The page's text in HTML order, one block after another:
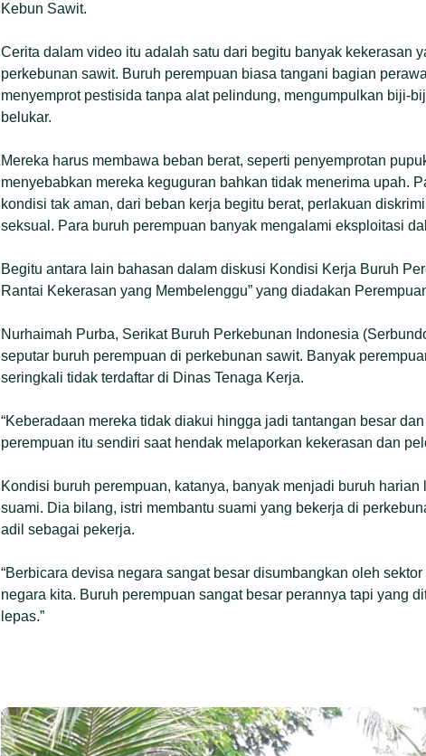
Kebun Sawit.
Cerita dalam video itu adalah satu dari begitu banyak kekerasan
perkebunan sawit. Buruh perempuan biasa tangani bagian
menyemprot pestisida tanpa alat pelindung, mengumpulkan biji-
belukar.
Mereka harus membawa beban berat, seperti penyemprotan
menyebabkan mereka keguguran bahkan tidak menerima upah.
kondisi tak aman, dari beban kerja begitu berat, perlakuan
seksual. Para buruh perempuan banyak mengalami eksploitasi
Begitu antara lain bahasan dalam diskusi Kondisi Kerja Buruh
Rantai Kekerasan yang Membelenggu” yang diadakan
Nurhaimah Purba, Serikat Buruh Perkebunan Indonesia
seputar buruh perempuan di perkebunan sawit. Banyak
seringkali tidak terdaftar di Dinas Tenaga Kerja.
“Keberadaan mereka tidak diakui hingga jadi tantangan besar
perempuan itu sendiri saat hendak melaporkan kekerasan dan
Kondisi buruh perempuan, katanya, banyak menjadi buruh
suami. Dia bilang, istri membantu suami yang bekerja di
adil sebagai pekerja.
“Berbicara devisa negara sangat besar disumbangkan oleh
negara kita. Buruh perempuan sangat besar perannya tapi yang
lepas.”